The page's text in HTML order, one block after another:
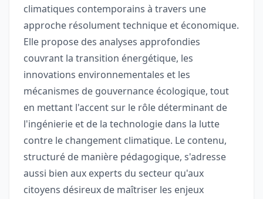
climatiques contemporains à travers une
approche résolument technique et économique.
Elle propose des analyses approfondies
couvrant la transition énergétique, les
innovations environnementales et les
mécanismes de gouvernance écologique, tout
en mettant l'accent sur le rôle déterminant de
l'ingénierie et de la technologie dans la lutte
contre le changement climatique. Le contenu,
structuré de manière pédagogique, s'adresse
aussi bien aux experts du secteur qu'aux
citoyens désireux de maîtriser les enjeux